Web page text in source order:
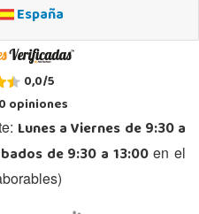
España
0,0/5
0opiniones
Lunes a Viernes de 9:30 a
de 9:30 a 13:00en el